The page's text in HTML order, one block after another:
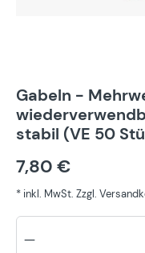
Gabeln -
stabil (VE 50
7,80 €
* inkl. MwSt. Zzgl.